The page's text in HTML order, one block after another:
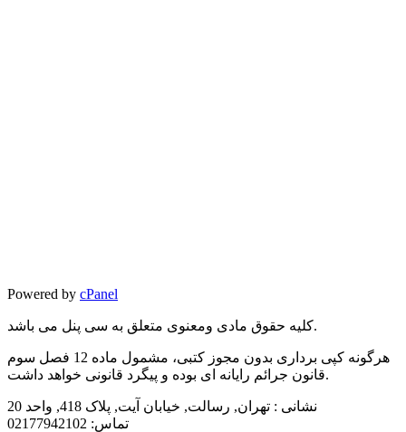
Powered by cPanel
کلیه حقوق مادی ومعنوی متعلق به سی پنل می باشد.
هرگونه کپی برداری بدون مجوز کتبی، مشمول ماده 12 فصل سوم
قانون جرائم رایانه ای بوده و پیگرد قانونی خواهد داشت.
نشانی : تهران, رسالت, خیابان آیت, پلاک 418, واحد 20
تماس: